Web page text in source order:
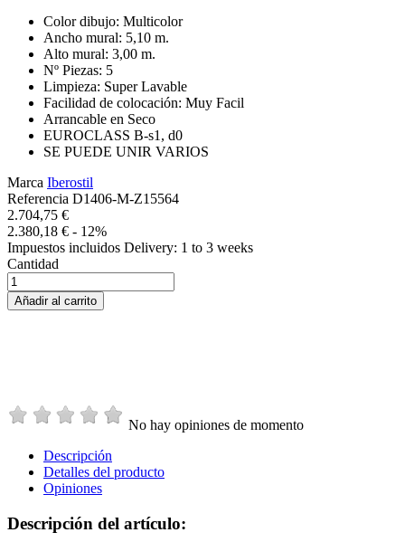
Color dibujo: Multicolor
Ancho mural: 5,10 m.
Alto mural: 3,00 m.
Nº Piezas: 5
Limpieza: Super Lavable
Facilidad de colocación: Muy Facil
Arrancable en Seco
EUROCLASS B-s1, d0
SE PUEDE UNIR VARIOS
Marca Iberostil
Referencia D1406-M-Z15564
2.704,75 €
2.380,18 € - 12%
Impuestos incluidos Delivery: 1 to 3 weeks
Cantidad
Añadir al carrito
No hay opiniones de momento
Descripción
Detalles del producto
Opiniones
Descripción del artículo: